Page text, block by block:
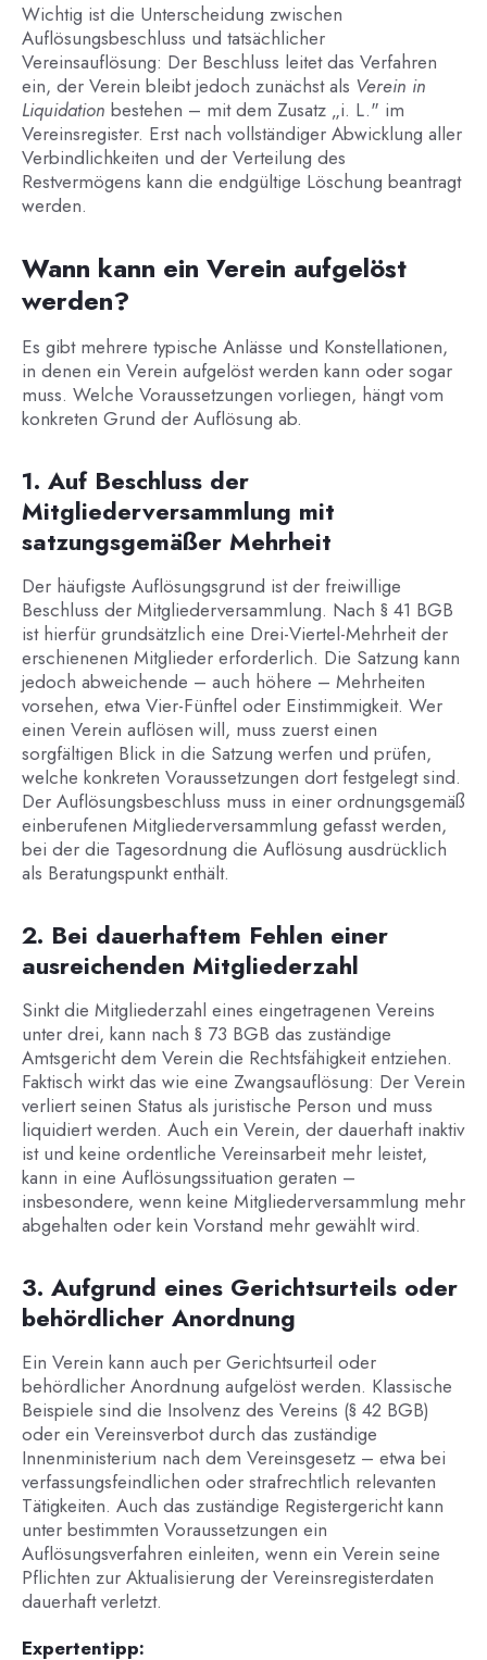
Wichtig ist die Unterscheidung zwischen
Auflösungsbeschluss und tatsächlicher
Vereinsauflösung: Der Beschluss leitet das Verfahren
ein, der Verein bleibt jedoch zunächst als Verein in
Liquidation bestehen – mit dem Zusatz „i. L." im
Vereinsregister. Erst nach vollständiger Abwicklung aller
Verbindlichkeiten und der Verteilung des
Restvermögens kann die endgültige Löschung beantragt
werden.
Wann kann ein Verein aufgelöst
werden?
Es gibt mehrere typische Anlässe und Konstellationen,
in denen ein Verein aufgelöst werden kann oder sogar
muss. Welche Voraussetzungen vorliegen, hängt vom
konkreten Grund der Auflösung ab.
1. Auf Beschluss der
Mitgliederversammlung mit
satzungsgemäßer Mehrheit
Der häufigste Auflösungsgrund ist der freiwillige
Beschluss der Mitgliederversammlung. Nach § 41 BGB
ist hierfür grundsätzlich eine Drei-Viertel-Mehrheit der
erschienenen Mitglieder erforderlich. Die Satzung kann
jedoch abweichende – auch höhere – Mehrheiten
vorsehen, etwa Vier-Fünftel oder Einstimmigkeit. Wer
einen Verein auflösen will, muss zuerst einen
sorgfältigen Blick in die Satzung werfen und prüfen,
welche konkreten Voraussetzungen dort festgelegt sind.
Der Auflösungsbeschluss muss in einer ordnungsgemäß
einberufenen Mitgliederversammlung gefasst werden,
bei der die Tagesordnung die Auflösung ausdrücklich
als Beratungspunkt enthält.
2. Bei dauerhaftem Fehlen einer
ausreichenden Mitgliederzahl
Sinkt die Mitgliederzahl eines eingetragenen Vereins
unter drei, kann nach § 73 BGB das zuständige
Amtsgericht dem Verein die Rechtsfähigkeit entziehen.
Faktisch wirkt das wie eine Zwangsauflösung: Der Verein
verliert seinen Status als juristische Person und muss
liquidiert werden. Auch ein Verein, der dauerhaft inaktiv
ist und keine ordentliche Vereinsarbeit mehr leistet,
kann in eine Auflösungssituation geraten –
insbesondere, wenn keine Mitgliederversammlung mehr
abgehalten oder kein Vorstand mehr gewählt wird.
3. Aufgrund eines Gerichtsurteils oder
behördlicher Anordnung
Ein Verein kann auch per Gerichtsurteil oder
behördlicher Anordnung aufgelöst werden. Klassische
Beispiele sind die Insolvenz des Vereins (§ 42 BGB)
oder ein Vereinsverbot durch das zuständige
Innenministerium nach dem Vereinsgesetz – etwa bei
verfassungsfeindlichen oder strafrechtlich relevanten
Tätigkeiten. Auch das zuständige Registergericht kann
unter bestimmten Voraussetzungen ein
Auflösungsverfahren einleiten, wenn ein Verein seine
Pflichten zur Aktualisierung der Vereinsregisterdaten
dauerhaft verletzt.
Expertentipp: